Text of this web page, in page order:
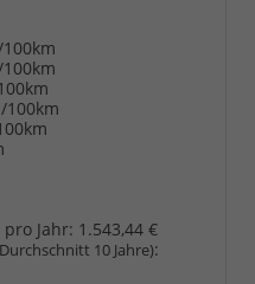
100km
Jahr: 1.543,44 €
10 Jahre):